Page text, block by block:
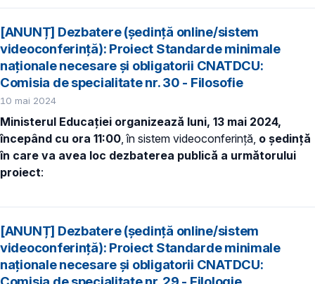
[ANUNȚ] Dezbatere (ședință online/sistem
videoconferință): Proiect Standarde minimale
naționale necesare și obligatorii CNATDCU:
Comisia de specialitate nr. 30 - Filosofie
10 mai 2024
Ministerul Educației organizează luni, 13 mai 2024,
începând cu ora 11:00, în sistem videoconferință, o ședință
în care va avea loc dezbaterea publică a următorului
proiect:
[ANUNȚ] Dezbatere (ședință online/sistem
videoconferință): Proiect Standarde minimale
naționale necesare și obligatorii CNATDCU: